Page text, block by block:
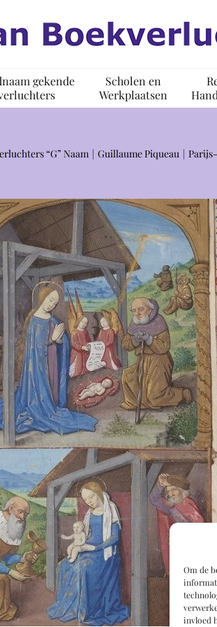
Om de
invloed
gekende
Scholen en
Werkplaatsen
“G” Naam Guillaume Piqueau